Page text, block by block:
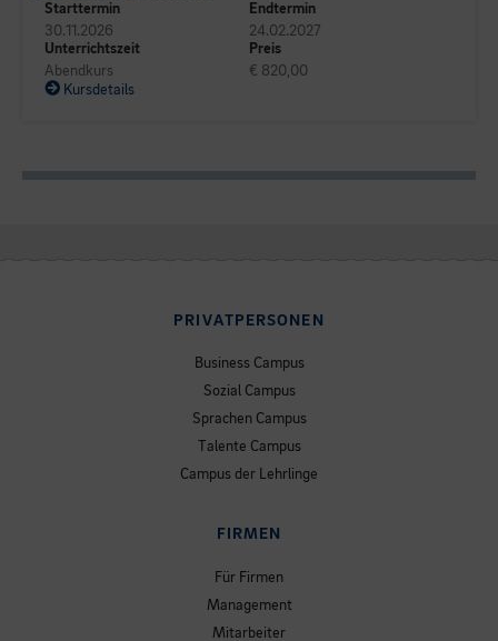
Starttermin
30.11.2026
Endtermin
24.02.2027
Unterrichtszeit
Abendkurs
Preis
€ 820,00
Kursdetails
PRIVATPERSONEN
Business Campus
Sozial Campus
Sprachen Campus
Talente Campus
Campus der Lehrlinge
FIRMEN
Für Firmen
Management
Mitarbeiter